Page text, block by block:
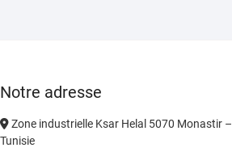
Notre adresse
Zone industrielle Ksar Helal 5070 Monastir –
Tunisie